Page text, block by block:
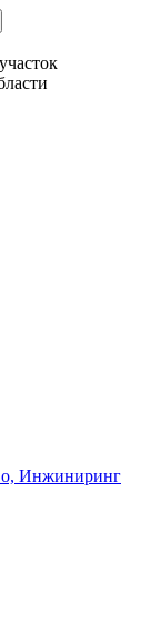
Инжиниринг